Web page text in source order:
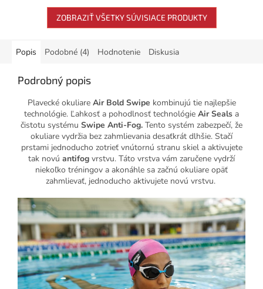
rukávmi od...
rukávmi od...
ZOBRAZIŤ VŠETKY SÚVISIACE PRODUKTY
Popis Podobné (4) Hodnotenie Diskusia
Podrobný popis
Plavecké okuliare Air Bold Swipe kombinujú tie najlepšie
technológie. Ľahkosť a pohodlnosť technológie Air Seals a
čistotu systému Swipe Anti-Fog. Tento systém zabezpečí, že
okuliare vydržia bez zahmlievania desaťkrát dlhšie. Stačí
prstami jednoducho zotrieť vnútornú stranu skiel a aktivujete
tak novú antifog vrstvu. Táto vrstva vám zaručene vydrží
niekoľko tréningov a akonáhle sa začnú okuliare opäť
zahmlievať, jednoducho aktivujete novú vrstvu.